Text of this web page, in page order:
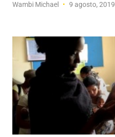
Wambi Michael 9 agosto, 2019